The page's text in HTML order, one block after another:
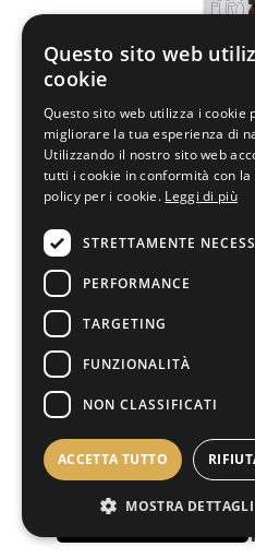
Olio Essenziale di
Questo sito web
cookie
Questo sito web utilizza i cookie
migliorare la tua esperienza di
Utilizzando il nostro sito web
tutti i cookie in conformità con la
policy per i cookie. Leggi di più
STRETTAMENTE
PERFORMANCE
TARGETING
FUNZIONALITÀ
NON CLASSIFICATI
ACCETTA TUTTO
MOSTRA DETTAGLI